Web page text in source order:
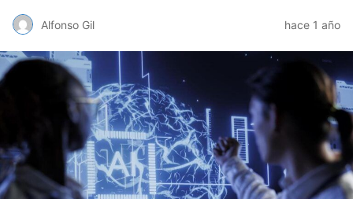
Alfonso Gil hace 1 año